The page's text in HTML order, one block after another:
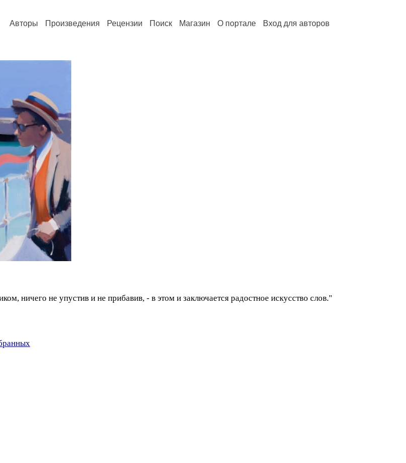
Авторы Произведения Рецензии Поиск Магазин О портале Вход для авторов
ничего не упустив и не прибавив, - в этом и заключается радостное искусство слов."